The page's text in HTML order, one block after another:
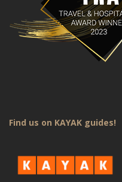
Find us on KAYAK guides!